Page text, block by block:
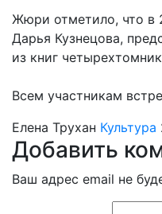
Жюри отметило, что в
Дарья Кузнецова,
из книг
Всем участникам
Елена Трухан Культура
Добавить
Ваш адрес email не